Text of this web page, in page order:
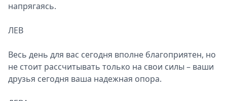
напрягаясь.
ЛЕВ
Весь день для вас сегодня вполне благоприятен, но
не стоит рассчитывать только на свои силы – ваши
друзья сегодня ваша надежная опора.